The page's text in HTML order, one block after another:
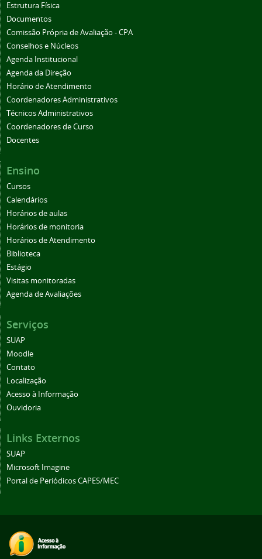
Estrutura Física
Documentos
Comissão Própria de Avaliação - CPA
Conselhos e Núcleos
Agenda Institucional
Agenda da Direção
Horário de Atendimento
Coordenadores Administrativos
Técnicos Administrativos
Coordenadores de Curso
Docentes
Ensino
Cursos
Calendários
Horários de aulas
Horários de monitoria
Horários de Atendimento
Biblioteca
Estágio
Visitas monitoradas
Agenda de Avaliações
Serviços
SUAP
Moodle
Contato
Localização
Acesso à Informação
Ouvidoria
Links Externos
SUAP
Microsoft Imagine
Portal de Periódicos CAPES/MEC